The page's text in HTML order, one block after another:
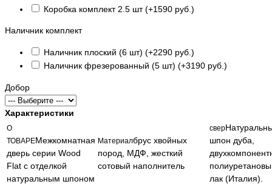
Коробка комплект 2.5 шт (+1590 руб.)
Наличник комплект
Наличник плоский (6 шт) (+2290 руб.)
Наличник фрезерованный (5 шт) (+3190 руб.)
Добор
Характеристики
О
ТОВАРЕМежкомнатная
дверь серии Wood
Flat с отделкой
натуральным шпоном
Материалбрус хвойных
пород, МДФ, жесткий
сотовый наполнитель
свер
шпон дуба,
лак (Италия).